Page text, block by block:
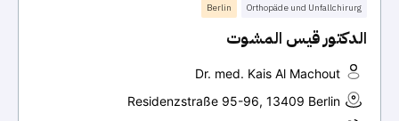
Orthopäde und Unfallchirurg
Berlin
الدكتور قيس المشوت
Dr. med. Kais Al Machout
Residenzstraße 95-96, 13409 Berlin